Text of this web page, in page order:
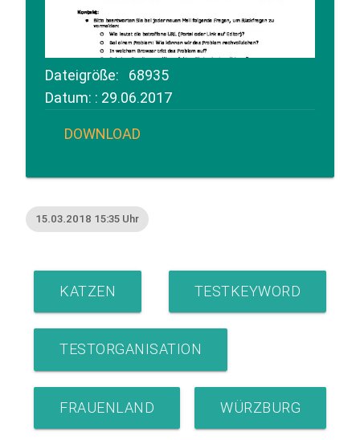
Dateigröße: 68935
Datum: : 29.06.2017
DOWNLOAD
15.03.2018 15:35 Uhr
KATZEN TESTKEYWORD
TESTORGANISATION
FRAUENLAND WÜRZBURG